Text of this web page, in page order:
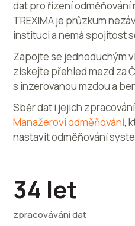
dat pro řízení odměňování
TREXIMA je průzkum
instituci a nemá spojitost
Zapojte se jednoduchým
získejte přehled mezd za
s inzerovanou mzdou a
Sběr dat i jejich
Manažerovi odměňování,
nastavit odměňování
34 let
zpracovávání dat